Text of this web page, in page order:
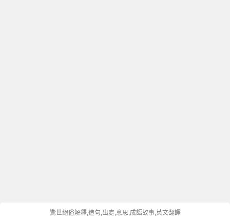
驚世絕俗解釋,造句,出處,意思,成語故事,英文翻譯